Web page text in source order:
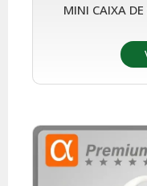
MINI CAIXA